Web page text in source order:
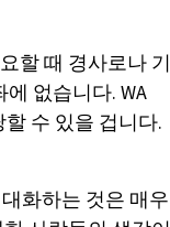
할 때 경사로나 기
없습니다. WA
수 있을 겁니다.
화하는 것은 매우